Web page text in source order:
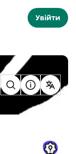
Увійти